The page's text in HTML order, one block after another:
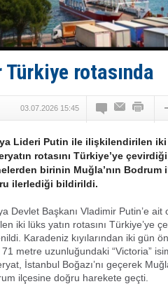
Runit kubbesi okyanusun
Limana dadandılar, 10 tekneyi
Türk Loydu’na Süveyş tonaj
Hüseyin Mengi: “Yapay Zekâ,
Hat-San Tersanesi’nden yüzer
Med Marine’e yeni Römorkör!
rotasında
03.07.2026 15:45
Lideri Putin ile ilişkilendirilen
rotasını Türkiye’ye
birinin Muğla’nın Bodrum
ilerlediği bildirildi.
Devlet Başkanı Vladimir Putin’e ait
iki lüks yatın rotasını Türkiye’ye
Karadeniz kıyılarından iki gün
metre uzunluğundaki “Victoria”
İstanbul Boğazı’nı geçerek
ilçesine doğru harekete geçti.